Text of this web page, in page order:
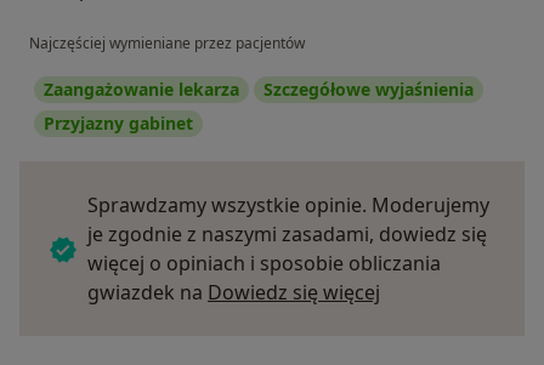
Najczęściej wymieniane przez pacjentów
Zaangażowanie lekarza
Szczegółowe wyjaśnienia
Przyjazny gabinet
Sprawdzamy wszystkie opinie. Moderujemy
je zgodnie z naszymi zasadami, dowiedz się
więcej o opiniach i sposobie obliczania
gwiazdek na Dowiedz się więcej